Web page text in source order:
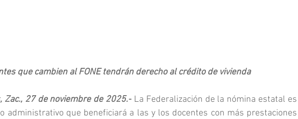
que cambien al FONE tendrán derecho al crédito de vivienda
Zac., 27 de noviembre de 2025.- La Federalización de la nómina estatal es
administrativo que beneficiará a las y los docentes con más prestaciones